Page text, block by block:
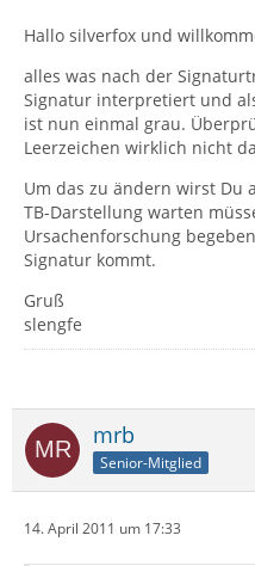
Hallo silverfox und
alles was nach der
Signatur interpretiert und
ist nun einmal grau.
Leerzeichen wirklich nicht
Um das zu ändern wirst Du
TB-Darstellung warten
Ursachenforschung
Signatur kommt.
Gruß
slengfe
mrb
Senior-Mitglied
14. April 2011 um 17:33